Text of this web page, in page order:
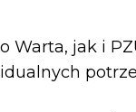
Warta, jak i